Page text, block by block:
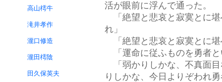
活が眼前に浮んで通った。
「絶望と悲哀と寂寞とに
れ」
「絶望と悲哀と寂寞とに
「運命に従ふものを勇者と
「弱かりしかな、不真面
りしかな、今日よりぞわれ
高山樗牛
滝井孝作
瀧口修造
瀧田樗陰
田久保英夫